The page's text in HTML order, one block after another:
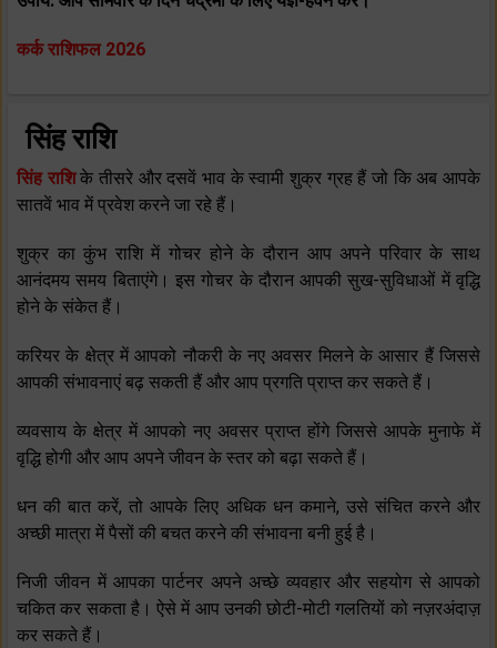
कर्क राशिफल 2026
सिंह राशि
सिंह राशिके तीसरे और दसवें भाव के स्‍वामी शुक्र ग्रह हैं जो कि अब आपके
सातवें भाव में प्रवेश करने जा रहे हैं।
शुक्र का कुंभ राशि में गोचर होने के दौरान आप अपने परिवार के साथ
आनंदमय समय बिताएंगे। इस गोचर के दौरान आपकी सुख-सुविधाओं में वृद्धि
होने के संकेत हैं।
करियर के क्षेत्र में आपको नौकरी के नए अवसर मिलने के आसार हैं जिससे
आपकी संभावनाएं बढ़ सकती हैं और आप प्रगति प्राप्‍त कर सकते हैं।
व्‍यवसाय के क्षेत्र में आपको नए अवसर प्राप्‍त होंगे जिससे आपके मुनाफे में
वृद्धि होगी और आप अपने जीवन के स्‍तर को बढ़ा सकते हैं।
धन की बात करें, तो आपके लिए अधिक धन कमाने, उसे संचित करने और
अच्‍छी मात्रा में पैसों की बचत करने की संभावना बनी हुई है।
निजी जीवन में आपका पार्टनर अपने अच्‍छे व्‍यवहार और सहयोग से आपको
चकित कर सकता है। ऐसे में आप उनकी छोटी-मोटी गलतियों को नज़रअंदाज़
कर सकते हैं।